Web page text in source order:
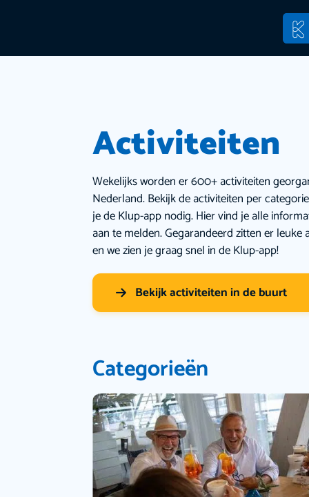
Activiteiten
Wekelijks worden er 600+ activiteiten
Nederland. Bekijk de activiteiten per
je de Klup-app nodig. Hier vind je alle
aan te melden. Gegarandeerd zitten er
en we zien je graag snel in de Klup-app!
Bekijk activiteiten in de buurt
Categorieën